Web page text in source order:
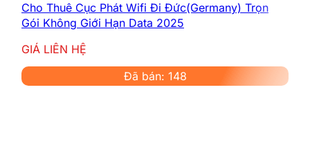
Cho Thuê Cục Phát Wifi Đi Đức(Germany) Trọn
Gói Không Giới Hạn Data 2025
GIÁ LIÊN HỆ
Đã bán: 148